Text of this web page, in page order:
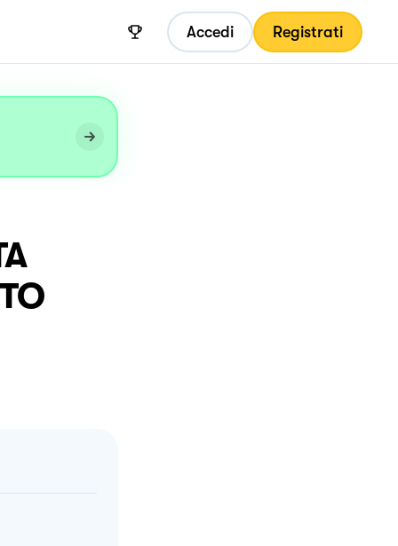
Accedi Registrati